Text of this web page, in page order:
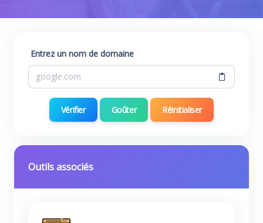
Entrez un nom de domaine
Vérifier Goûter Réinitialiser
Outils associés